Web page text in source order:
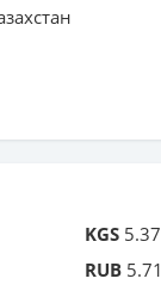
KGS 5.37
RUB 5.71